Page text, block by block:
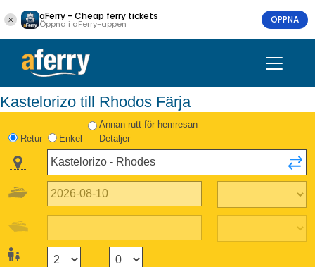
aFerry - Cheap ferry tickets
Öppna i aFerry-appen ÖPPNA
Kastelorizo till Rhodos Färja
Retur Enkel
Annan rutt för hemresan
Detaljer